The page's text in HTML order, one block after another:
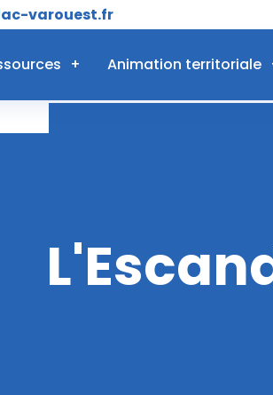
varouest.fr
Animation territoriale